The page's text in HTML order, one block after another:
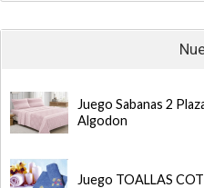
Juego Sabanas 2
Algodon
Juego TOALLAS